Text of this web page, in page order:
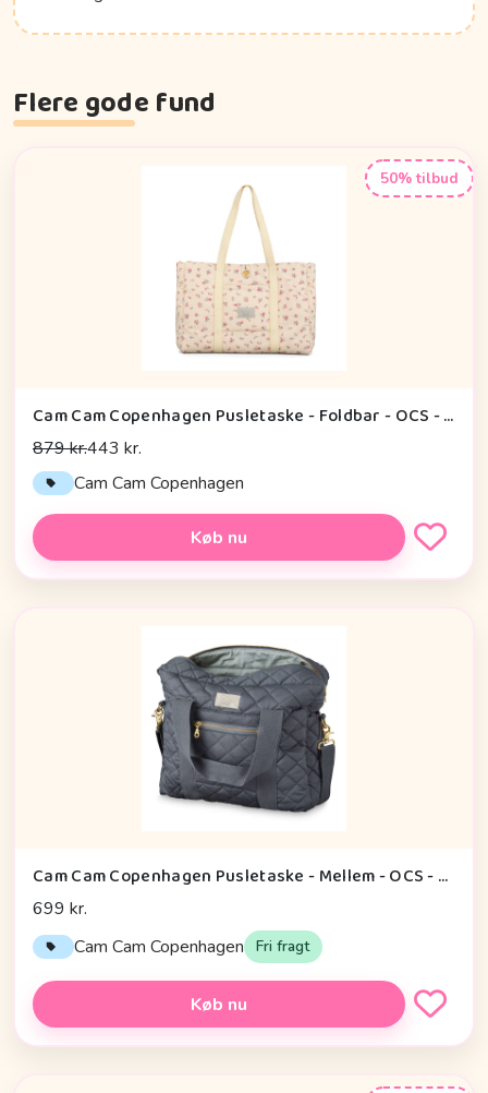
Flere gode fund
50% tilbud
Cam Cam Copenhagen Pusletaske - Foldbar - OCS - Berries
879 kr.443 kr.
Cam Cam Copenhagen
Køb nu
Cam Cam Copenhagen Pusletaske - Mellem - OCS - Charcoal
699 kr.
Cam Cam Copenhagen Fri fragt
Køb nu